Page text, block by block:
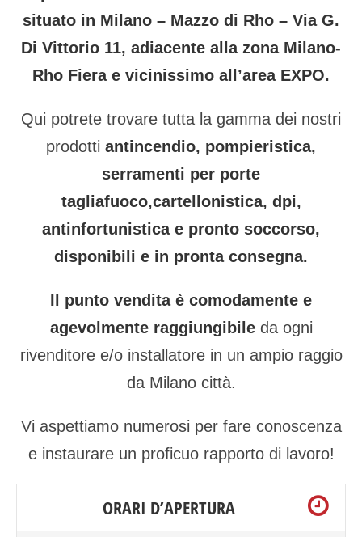
situato in Milano – Mazzo di Rho – Via G.
Di Vittorio 11, adiacente alla zona Milano-
Rho Fiera e vicinissimo all’area EXPO.
Qui potrete trovare tutta la gamma dei nostri
prodotti antincendio, pompieristica,
serramenti per porte
tagliafuoco,cartellonistica, dpi,
antinfortunistica e pronto soccorso,
disponibili e in pronta consegna.
Il punto vendita è comodamente e
agevolmente raggiungibileda ogni
rivenditore e/o installatore in un ampio raggio
da Milano città.
Vi aspettiamo numerosi per fare conoscenza
e instaurare un proficuo rapporto di lavoro!
ORARI D’APERTURA